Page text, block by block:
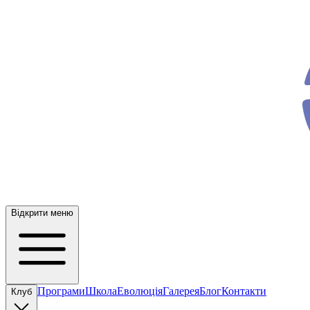
Відкрити меню
Клуб ПрограмиШколаЕволюціяГалереяБлогКонтакти